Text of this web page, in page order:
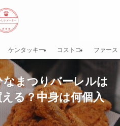
ケンタッキー コストコ ファース
なまつりバーレルは
る？中身は何個入